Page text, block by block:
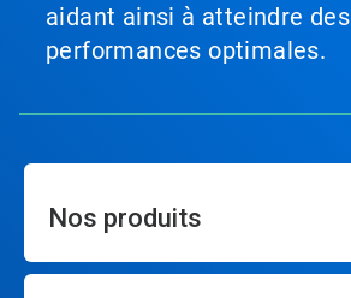
aidant ainsi à atteindre des
performances optimales.
Nos produits